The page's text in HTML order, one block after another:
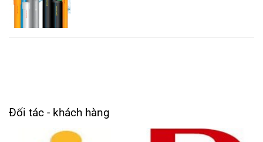
Đối tác - khách hàng